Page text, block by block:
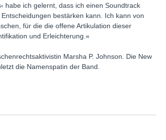
habe ich gelernt, dass ich einen Soundtrack
bestärken kann. Ich kann von
für die die offene Artikulation dieser
und Erleichterung.«
Marsha P. Johnson. Die New
die Namenspatin der Band.